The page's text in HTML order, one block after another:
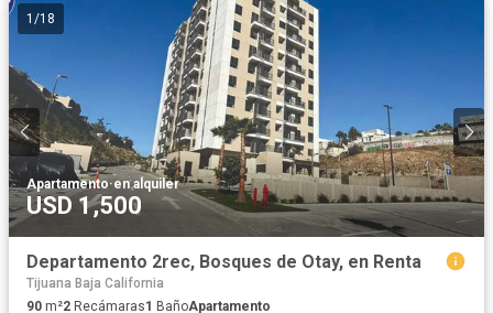
1 /18
Apartamento·en alquiler
USD 1,500
Departamento 2rec, Bosques de Otay, en Renta
Tijuana Baja California
90 m²2 Recámaras1 BañoApartamento